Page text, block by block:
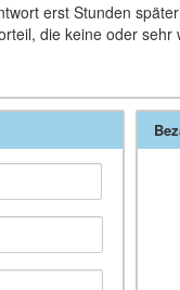
erst Stunden
die keine oder sehr